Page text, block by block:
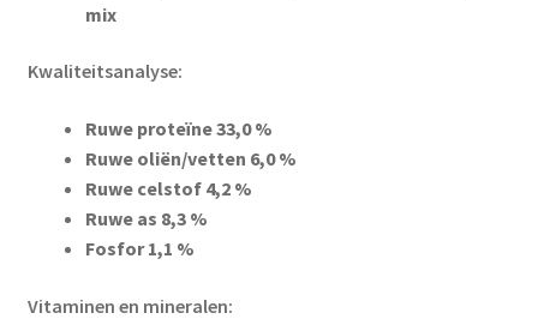
mix
Kwaliteitsanalyse:
Ruwe proteïne 33,0 %
Ruwe oliën/vetten 6,0 %
Ruwe celstof 4,2 %
Ruwe as 8,3 %
Fosfor 1,1 %
Vitaminen en mineralen: